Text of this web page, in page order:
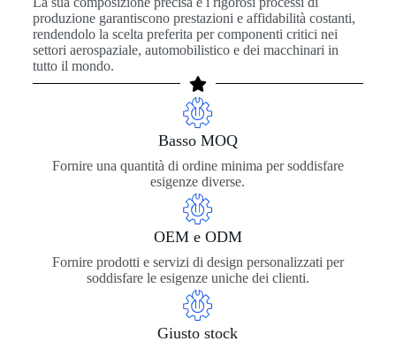
produzione garantiscono prestazioni e affidabilità costanti,
rendendolo la scelta preferita per componenti critici nei
settori aerospaziale, automobilistico e dei macchinari in
tutto il mondo.
Basso MOQ
Fornire una quantità di ordine minima per soddisfare
esigenze diverse.
OEM e ODM
Fornire prodotti e servizi di design personalizzati per
soddisfare le esigenze uniche dei clienti.
Giusto stock